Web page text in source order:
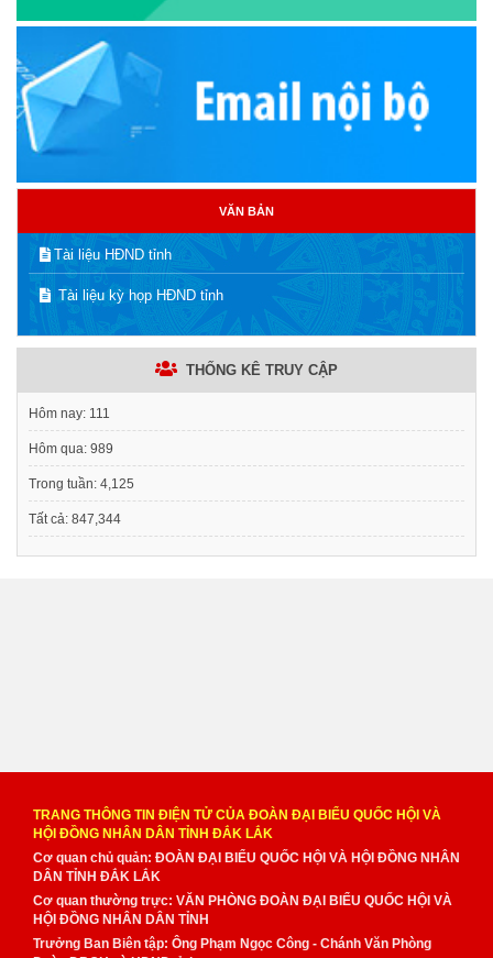
VĂN BẢN
Tài liệu HĐND tỉnh
Tài liệu kỳ họp HĐND tỉnh
THỐNG KÊ TRUY CẬP
Hôm nay: 111
Hôm qua: 989
Trong tuần: 4,125
Tất cả: 847,344
TRANG THÔNG TIN ĐIỆN TỬ CỦA ĐOÀN ĐẠI BIỂU QUỐC HỘI VÀ
HỘI ĐỒNG NHÂN DÂN TỈNH ĐẮK LẮK
Cơ quan chủ quản: ĐOÀN ĐẠI BIỂU QUỐC HỘI VÀ HỘI ĐỒNG NHÂN
DÂN TỈNH ĐẮK LẮK
Cơ quan thường trực: VĂN PHÒNG ĐOÀN ĐẠI BIỂU QUỐC HỘI VÀ
HỘI ĐỒNG NHÂN DÂN TỈNH
Trưởng Ban Biên tập: Ông Phạm Ngọc Công - Chánh Văn Phòng